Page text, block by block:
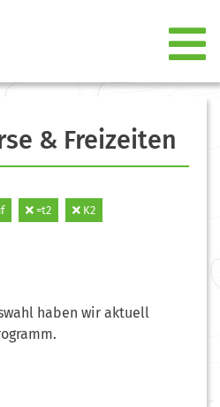
& Freizeiten
=t2 K2
haben wir aktuell